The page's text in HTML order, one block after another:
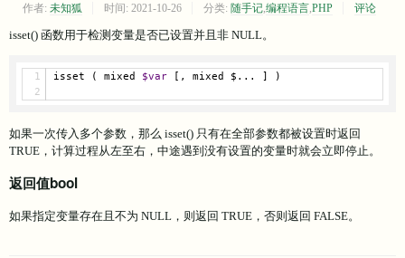
作者: 未知狐 时间: 2021-10-26 分类: 随手记, 编程语言, PHP 评论
isset() 函数用于检测变量是否已设置并且非 NULL。
isset ( mixed $var [, mixed $... ] )
如果一次传入多个参数，那么 isset() 只有在全部参数都被设置时返回
TRUE，计算过程从左至右，中途遇到没有设置的变量时就会立即停止。
返回值bool
如果指定变量存在且不为 NULL，则返回 TRUE，否则返回 FALSE。